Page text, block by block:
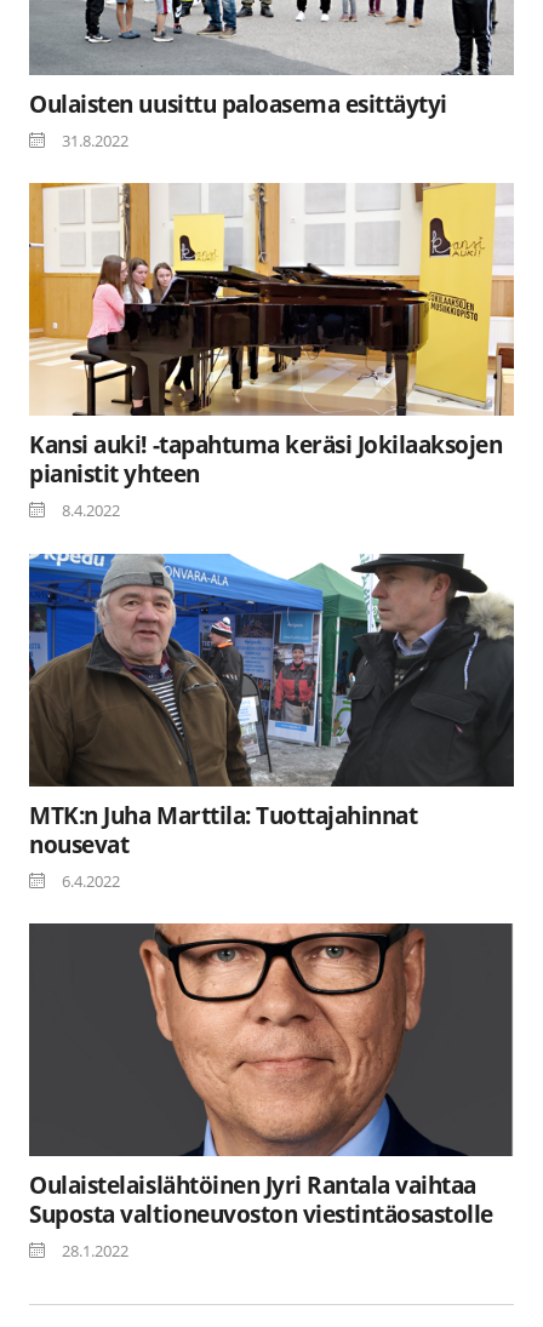
Oulaisten uusittu paloasema esittäytyi
31.8.2022
Kansi auki! -tapahtuma keräsi Jokilaaksojen
pianistit yhteen
8.4.2022
MTK:n Juha Marttila: Tuottajahinnat
nousevat
6.4.2022
Oulaistelaislähtöinen Jyri Rantala vaihtaa
Suposta valtioneuvoston viestintäosastolle
28.1.2022